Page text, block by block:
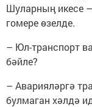
Шуларның икесе
гомере өзелде.
– Юл-транспорт
бәйле?
– Аварияләргә
булмаган хәлдә